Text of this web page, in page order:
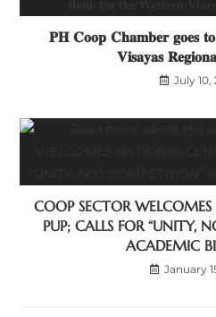
𝐏𝐇 𝐂𝐨𝐨𝐩 𝐂𝐡𝐚𝐦𝐛𝐞𝐫 𝐠𝐨𝐞𝐬 𝐭𝐨
𝐕𝐢𝐬𝐚𝐲𝐚𝐬
July 10,
COOP SECTOR
PUP; CALLS FOR “UNITY,
ACADEMIC
January